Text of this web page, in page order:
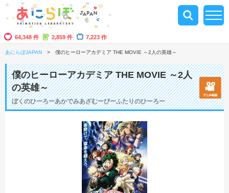
64,348 件 2,859 件 7,223 作
あにらぼJAPAN 僕のヒーローアカデミア THE MOVIE ～2人の英雄～
僕のヒーローアカデミア THE MOVIE ～2人
の英雄～
ぼくのひーろーあかでみあざむーびーふたりのひーろー